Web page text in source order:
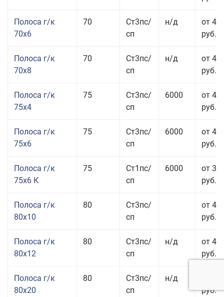
Полоса г/к
70x6
70
Ст3пс/
сп
н/д
от 43
руб.
Полоса г/к
70x8
70
Ст3пс/
сп
н/д
от 43
руб.
Полоса г/к
75x4
75
Ст3пс/
сп
6000
от 42
руб.
Полоса г/к
75x6
75
Ст3пс/
сп
6000
от 42
руб.
Полоса г/к
75x6 К
75
Ст1пс/
сп
6000
от 35
руб.
Полоса г/к
80x10
80
Ст3пс/
сп
от 43
руб.
Полоса г/к
80x12
80
Ст3пс/
сп
н/д
от 45
руб.
Полоса г/к
80x20
80
Ст3пс/
сп
н/д
руб.